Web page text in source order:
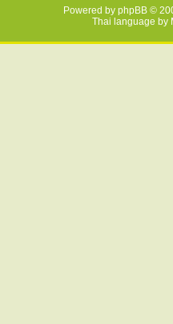
Powered by phpBB ©
Thai language by